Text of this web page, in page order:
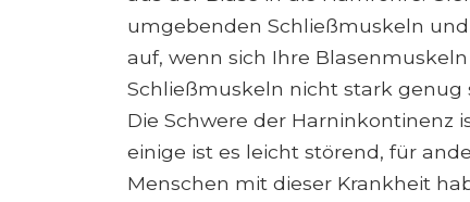
umgebenden Schließmuskeln
auf, wenn sich Ihre
Schließmuskeln nicht stark
Die Schwere der Harninkontinenz
einige ist es leicht störend, für
Menschen mit dieser Krankheit